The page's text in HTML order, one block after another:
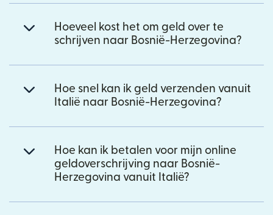
Hoeveel kost het om geld over te
schrijven naar Bosnië-Herzegovina?
Hoe snel kan ik geld verzenden vanuit
Italië naar Bosnië-Herzegovina?
Hoe kan ik betalen voor mijn online
geldoverschrijving naar Bosnië-
Herzegovina vanuit Italië?